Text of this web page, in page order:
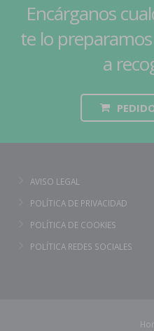
Encárganos
te lo
a
AVISO LEGAL
POLÍTICA DE PRIVACIDAD
POLÍTICA DE COOKIES
POLÍTICA REDES SOCIALES